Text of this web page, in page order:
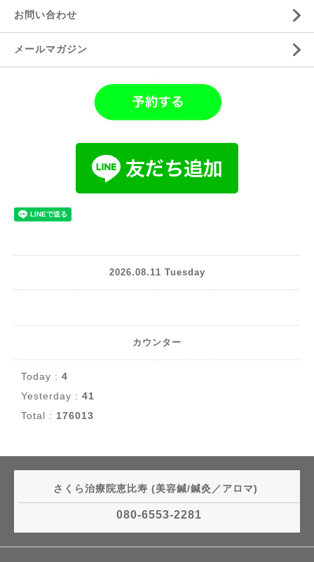
お問い合わせ
メールマガジン
2026.08.11 Tuesday
カウンター
Today : 4
Yesterday : 41
Total : 176013
さくら治療院恵比寿 (美容鍼/鍼灸／アロマ)
080-6553-2281